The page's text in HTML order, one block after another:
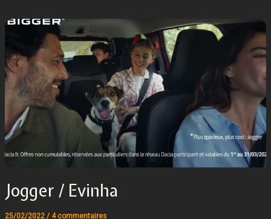
Jogger / Evinha
25/02/2022 / 4 commentaires